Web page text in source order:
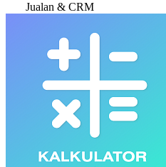
Jualan & CRM